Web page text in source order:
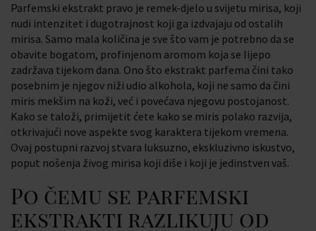
Parfemski ekstrakt pravo je remek-djelo u svijetu mirisa, koji
nudi intenzitet i dugotrajnost koji ga izdvajaju od ostalih
mirisa. Samo mala količina je sve što vam je potrebno da se
obavite bogatom, profinjenom aromom koja se lijepo
zadržava tijekom dana. Ono što ekstrakt parfema čini tako
posebnim je njegov niži udio alkohola, koji ne samo da čini
miris mekšim na koži, već i povećava njegovu postojanost.
Kako se taloži, primijetit ćete kako se miris polako razvija,
otkrivajući nove aspekte svog karaktera tijekom vremena.
Ovaj postupni razvoj stvara luksuzno, ekskluzivno iskustvo,
poput nošenja živog mirisa koji diše i koji je jedinstven vaš.
Po čemu se parfemski
ekstrakti razlikuju od